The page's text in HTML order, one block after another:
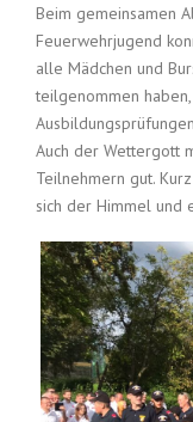
Beim gemeinsamen
Feuerwehrjugend
alle Mädchen und
teilgenommen
Auch der Wettergott
Teilnehmern gut.
sich der Himmel und